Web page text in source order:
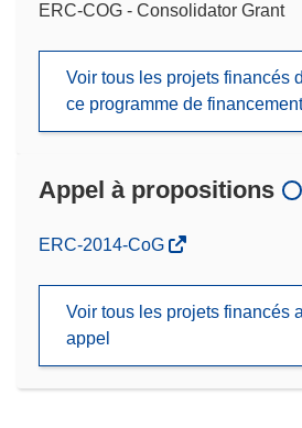
ERC-COG - Consolidator Grant
Voir tous les projets financés
ce programme de financement
Appel à propositions
(s’ouvre
nouvelle
fenêtre)
ERC-2014-CoG
Voir tous les projets financés
appel